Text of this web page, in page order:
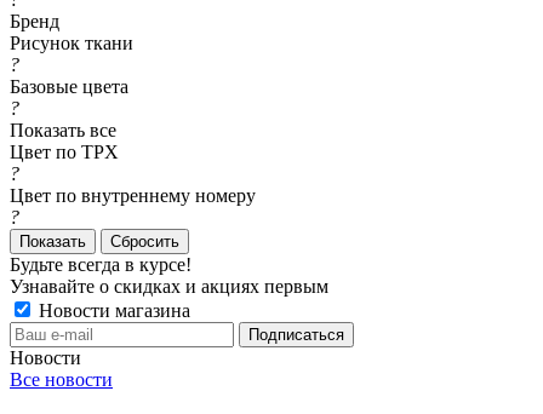
Бренд
Рисунок ткани
?
Базовые цвета
?
Показать все
Цвет по TPX
?
Цвет по внутреннему номеру
?
Сбросить
Будьте всегда в курсе!
Узнавайте о скидках и акциях первым
Новости магазина
Новости
Все новости